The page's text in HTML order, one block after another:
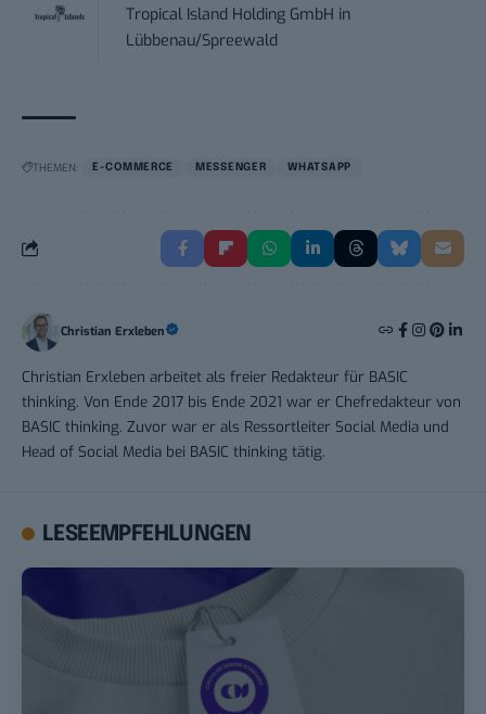
Tropical Island Holding GmbH in
Lübbenau/Spreewald
THEMEN: E-COMMERCE MESSENGER WHATSAPP
Christian Erxleben
Christian Erxleben arbeitet als freier Redakteur für BASIC
thinking. Von Ende 2017 bis Ende 2021 war er Chefredakteur von
BASIC thinking. Zuvor war er als Ressortleiter Social Media und
Head of Social Media bei BASIC thinking tätig.
LESEEMPFEHLUNGEN